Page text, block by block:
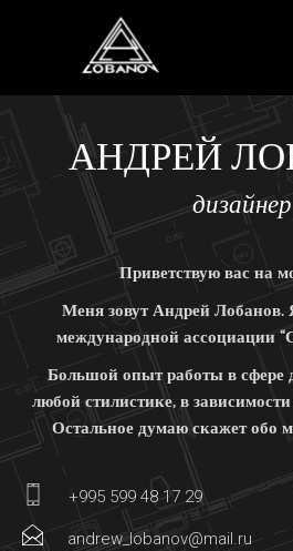
АНДРЕЙ
дизайнер
Приветствую вас на
Меня зовут Андрей Лобанов.
международной ассоциации
Большой опыт работы в сфере
любой стилистике, в
Остальное думаю скажет обо
+995 599 48 17 29
andrew_lobanov@mail.ru